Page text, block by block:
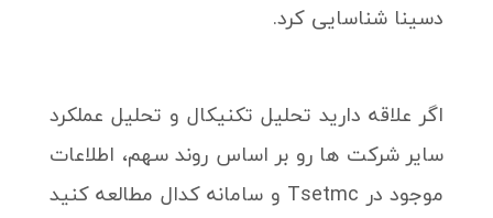
دسینا شناسایی کرد.
اگر علاقه دارید تحلیل تکنیکال و تحلیل عملکرد
سایر شرکت ها رو بر اساس روند سهم، اطلاعات
موجود در Tsetmc و سامانه کدال مطالعه کنید